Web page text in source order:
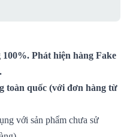
100%. Phát hiện hàng Fake
toàn quốc (với đơn hàng từ
với sản phẩm chưa sử